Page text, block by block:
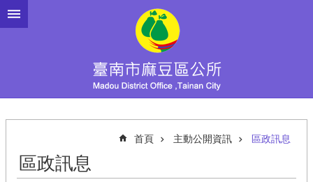
跳到主要內容區塊
首頁 主動公開資訊 區政訊息
區政訊息